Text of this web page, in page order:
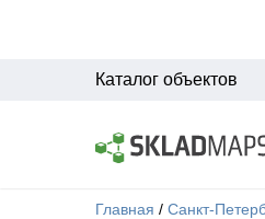
Каталог объектов
Главная / Санкт-